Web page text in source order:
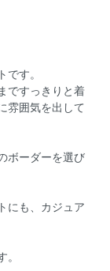
です。
ですっきりと着
雰囲気を出して
ボーダーを選び
にも、カジュア